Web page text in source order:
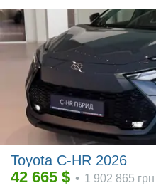
Toyota C-HR 2026
42 665 $ • 1 902 865 грн